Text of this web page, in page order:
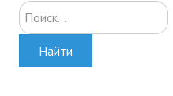
Советуем прочитать
Искать...
Найти